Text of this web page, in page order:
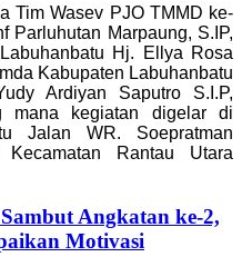
Tim Wasev PJO TMMD ke-
Parluhutan Marpaung, S.IP,
Hj. Ellya Rosa
Kabupaten Labuhanbatu
Ardiyan Saputro S.I.P,
mana kegiatan digelar di
Jalan WR. Soepratman
Rantau Utara
Angkatan ke-2,
Motivasi